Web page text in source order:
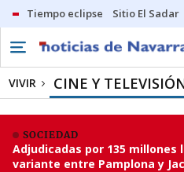
Tiempo eclipse Sitio El Sadar
VIVIR CINE Y
SOCIEDAD
Adjudicadas por 135 millones
variante entre Pamplona y